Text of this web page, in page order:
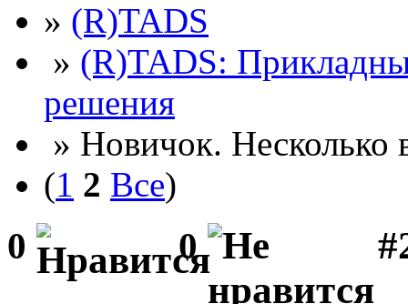
» (R)TADS
» (R)TADS:
решения
» Новичок. Несколько
(1 2 Все)
0 0